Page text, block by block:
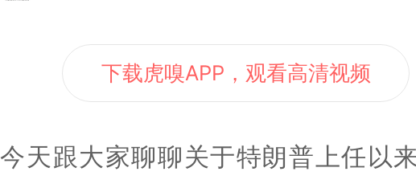
下载虎嗅APP，观看高清视频
今天跟大家聊聊关于特朗普上任以